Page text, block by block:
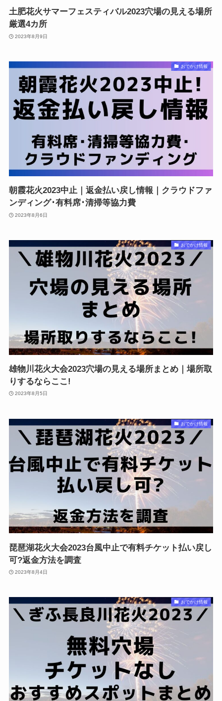
土肥花火サマーフェスティバル2023穴場の見える場所
厳選4カ所
2023年8月9日
おでかけ情報
朝霞花火2023中止｜返金払い戻し情報｜クラウドファ
ンディング･有料席･清掃等協力費
2023年8月6日
おでかけ情報
雄物川花火大会2023穴場の見える場所まとめ｜場所取
りするならここ!
2023年8月5日
おでかけ情報
琵琶湖花火大会2023台風中止で有料チケット払い戻し
可?返金方法を調査
2023年8月4日
おでかけ情報